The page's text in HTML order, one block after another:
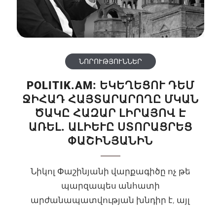
POLITIK.AM: ԵԿԵՂԵՑՈՒ ԴԵՄ
ՋԻՀԱԴ ՀԱՅՏԱՐԱՐՈՂԸ ՄԿԱՆ
ԾԱԿԸ ՀԱԶԱՐ ԼԻՐԱՅՈՎ Է
ԱՌԵԼ. ԱԼԻԵՒԸ ՍՏՈՐԱՑՐԵՑ Փ
ԱՇԻՆՅԱՆԻՆ
ՆՈՐՈՒԹՅՈՒՆՆԵՐ
Նիկոլ Փաշինյանի վարքագիծը ոչ թե
պարզապես անհատի
արժանապատվության խնդիր է, այլ